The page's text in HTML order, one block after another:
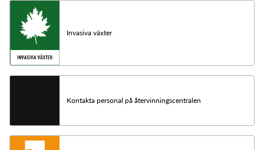
Invasiva växter
Kontakta personal på återvinningscentralen